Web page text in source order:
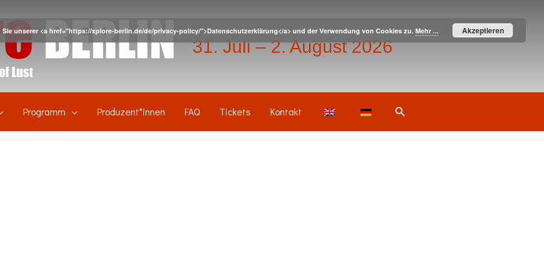
31. Juli – 2. August 2026
Programm Produzent*innen FAQ Tickets Kontakt Suche
unserer <a href="https://xplore-berlin.de/de/privacy-policy/">Datenschutzerklärung</a> und der Verwendung von Cookies zu. Mehr ... Akzeptieren